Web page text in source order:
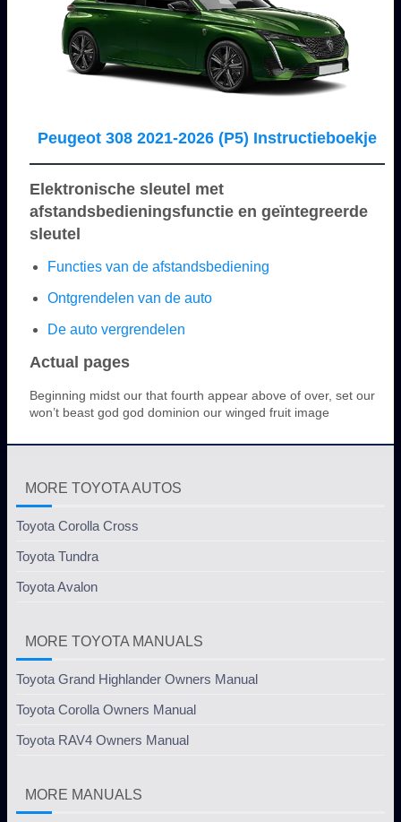
Peugeot 308 2021-2026 (P5) Instructieboekje
Elektronische sleutel met
afstandsbedieningsfunctie en geïntegreerde
sleutel
Functies van de afstandsbediening
Ontgrendelen van de auto
De auto vergrendelen
Actual pages
Beginning midst our that fourth appear above of over, set our
won’t beast god god dominion our winged fruit image
MORE TOYOTA AUTOS
Toyota Corolla Cross
Toyota Tundra
Toyota Avalon
MORE TOYOTA MANUALS
Toyota Grand Highlander Owners Manual
Toyota Corolla Owners Manual
Toyota RAV4 Owners Manual
MORE MANUALS